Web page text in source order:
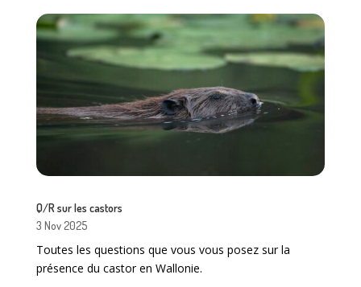
Q/R sur les castors
3 Nov 2025
Toutes les questions que vous vous posez sur la
présence du castor en Wallonie.